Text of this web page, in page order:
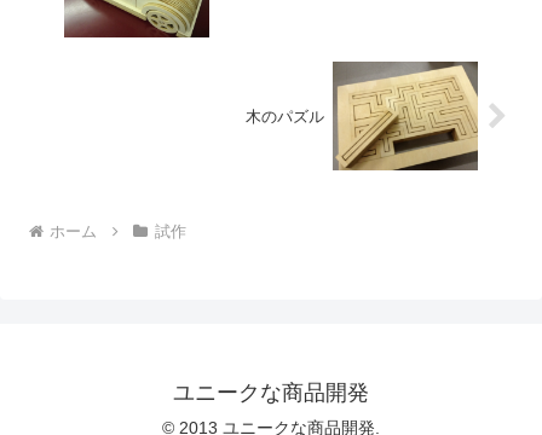
木のパズル
ホーム 試作
ユニークな商品開発
© 2013 ユニークな商品開発.